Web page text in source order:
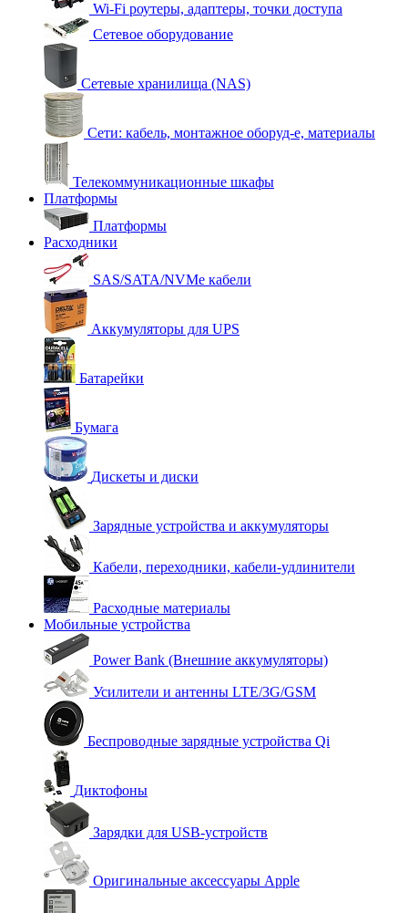
Wi-Fi роутеры, адаптеры, точки доступа
Сетевое оборудование
Сетевые хранилища (NAS)
Сети: кабель, монтажное оборуд-е, материалы
Телекоммуникационные шкафы
Платформы
Платформы
Расходники
SAS/SATA/NVMe кабели
Аккумуляторы для UPS
Батарейки
Бумага
Дискеты и диски
Зарядные устройства и аккумуляторы
Кабели, переходники, кабели-удлинители
Расходные материалы
Мобильные устройства
Power Bank (Внешние аккумуляторы)
Усилители и антенны LTE/3G/GSM
Беспроводные зарядные устройства Qi
Диктофоны
Зарядки для USB-устройств
Оригинальные аксессуары Apple